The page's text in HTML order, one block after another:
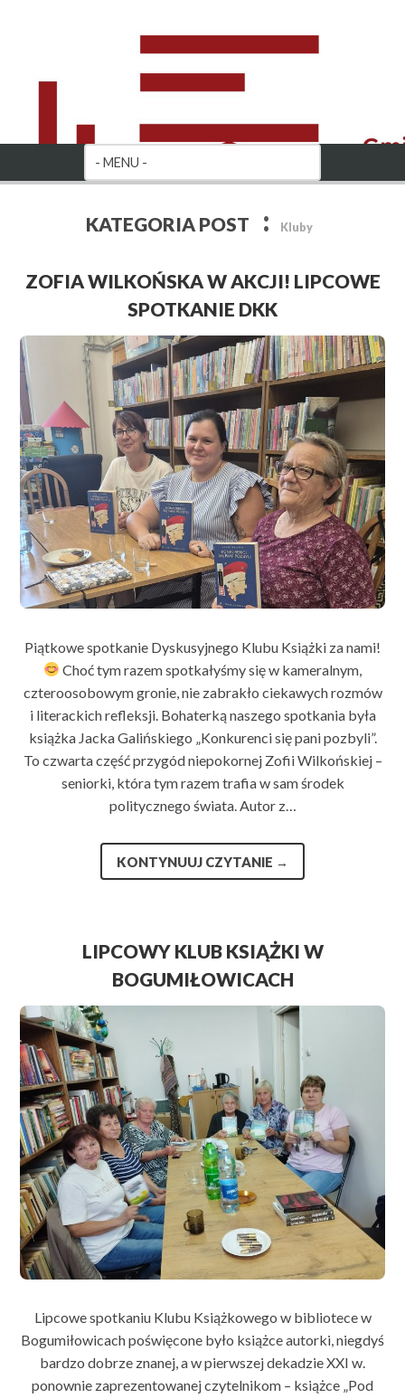
KATEGORIA POST : Kluby
ZOFIA WILKOŃSKA W AKCJI! LIPCOWE
SPOTKANIE DKK
Piątkowe spotkanie Dyskusyjnego Klubu Książki za nami!
Choć tym razem spotkałyśmy się w kameralnym,
czteroosobowym gronie, nie zabrakło ciekawych rozmów
i literackich refleksji. Bohaterką naszego spotkania była
książka Jacka Galińskiego „Konkurenci się pani pozbyli”.
To czwarta część przygód niepokornej Zofii Wilkońskiej –
seniorki, która tym razem trafia w sam środek
politycznego świata. Autor z…
KONTYNUUJ CZYTANIE →
LIPCOWY KLUB KSIĄŻKI W
BOGUMIŁOWICACH
Lipcowe spotkaniu Klubu Książkowego w bibliotece w
Bogumiłowicach poświęcone było książce autorki, niegdyś
bardzo dobrze znanej, a w pierwszej dekadzie XXI w.
ponownie zaprezentowanej czytelnikom – książce „Pod